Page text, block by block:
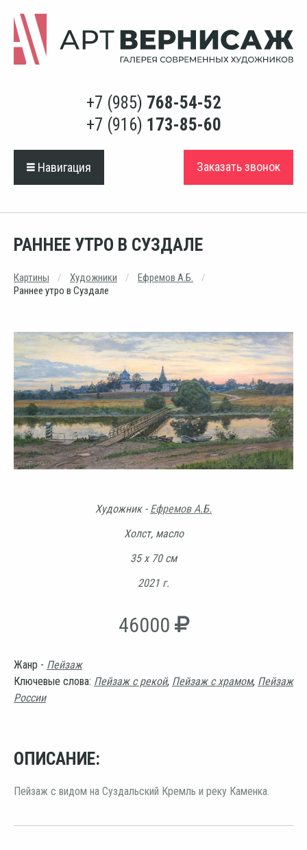
+7 (985) 768-54-52
+7 (916) 173-85-60
Навигация Заказать звонок
РАННЕЕ УТРО В СУЗДАЛЕ
Картины Художники
Ефремов А.Б.
Раннее утро в Суздале
Художник - Ефремов А.Б.
Холст, масло
35 х 70 см
2021 г.
46000
Жанр - Пейзаж
Ключевые слова: Пейзаж с рекой, Пейзаж с храмом, Пейзаж
России
ОПИСАНИЕ:
Пейзаж с видом на Суздальский Кремль и реку Каменка.